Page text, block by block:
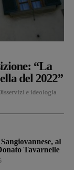
“La
del 2022”
e ideologia
al
Tavarnelle